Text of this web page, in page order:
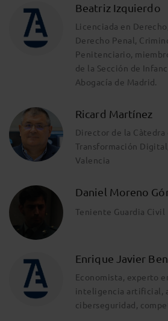
Beatriz Izquierdo
Licenciada en
Derecho Penal,
Penitenciario,
de la Sección de
Abogacía de Madrid.
Ricard Martínez
Director de la Càtedra
Transformación
Valencia
Daniel Moreno
Teniente Guardia Civil
Enrique Javier
Economista, experto
inteligencia artificial,
ciberseguridad,